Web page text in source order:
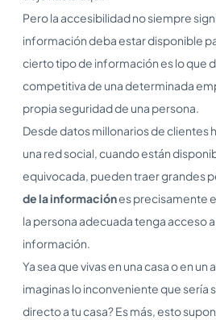
Pero la accesibilidad no siempre
información deba estar disponible
cierto tipo de información es lo que
competitiva de una determinada
propia seguridad de una persona.
Desde datos millonarios de clientes
una red social, cuando están
equivocada, pueden traer grandes
de la informaciónes precisamente
la persona adecuada tenga acceso
información.
Ya sea que vivas en una casa o en
imaginas lo inconveniente que sería
directo a tu casa? Es más, esto